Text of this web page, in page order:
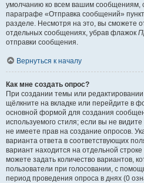
умолчанию ко всем вашим сообщениям,
параграфе «Отправка сообщений»
разделе. Несмотря на это, вы сможете
отдельных сообщениях, убрав флажок
отправки сообщения.
Вернуться к началу
Как мне создать опрос?
При создании темы или
щёлкните на вкладке или перейдите в
основной формой для создания
используемого стиля; если вы не
не имеете прав на создание опросов.
варианта ответа в соответствующих
вариант находится на отдельной
можете задать количество вариантов,
пользователи при голосовании, с
период проведения опроса в днях (0